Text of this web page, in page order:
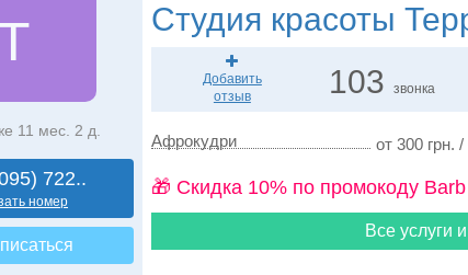
11 мес. 2 д.
722..
номер
Студия красоты
Добавить
отзыв
103звонка
Афрокудри от 300 грн.
🎁 Cкидка 10% по промокоду Barb
Все услуги